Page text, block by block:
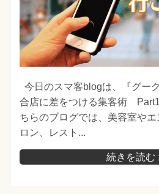
今日のスマ客blogは、『グー
合店に差をつける集客術
ちらのブログでは、美容室や
ロン、レスト...
続きを読